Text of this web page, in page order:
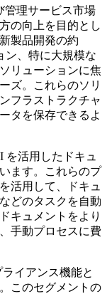
管理サービス市場
の向上を目的とし
製品開発の約
ン、特に大規模な
リューションに焦
ズ。これらのソリ
フラストラクチャ
タを保存できるよ
を活用したドキュ
ます。これらのプ
活用して、ドキュ
どのタスクを自動
キュメントをより
手動プロセスに費
イアンス機能と
このセグメントの